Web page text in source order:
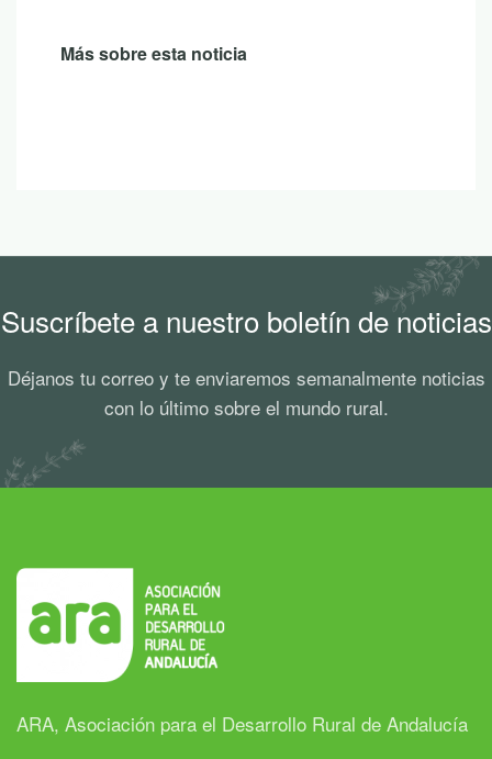
Más sobre esta noticia
Suscríbete a nuestro boletín de noticias
Déjanos tu correo y te enviaremos semanalmente noticias
con lo último sobre el mundo rural.
ARA, Asociación para el Desarrollo Rural de Andalucía